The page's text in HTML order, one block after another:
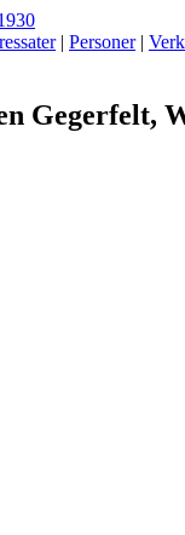
| Personer| Verk
Gegerfelt,